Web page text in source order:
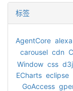
标签
AgentCore alexa
carousel cdn
Window css
ECharts eclipse
GoAccess